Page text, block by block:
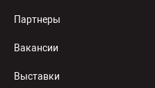
Партнеры
Вакансии
Выставки